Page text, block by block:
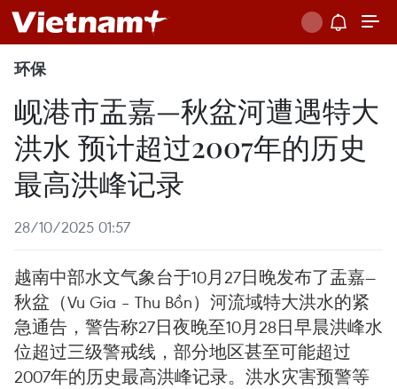
环保
岘港市盂嘉—秋盆河遭遇特大
洪水 预计超过2007年的历史
最高洪峰记录
28/10/2025 01:57
越南中部水文气象台于10月27日晚发布了盂嘉—
秋盆（Vu Gia – Thu Bồn）河流域特大洪水的紧
急通告，警告称27日夜晚至10月28日早晨洪峰水
位超过三级警戒线，部分地区甚至可能超过
2007年的历史最高洪峰记录。洪水灾害预警等